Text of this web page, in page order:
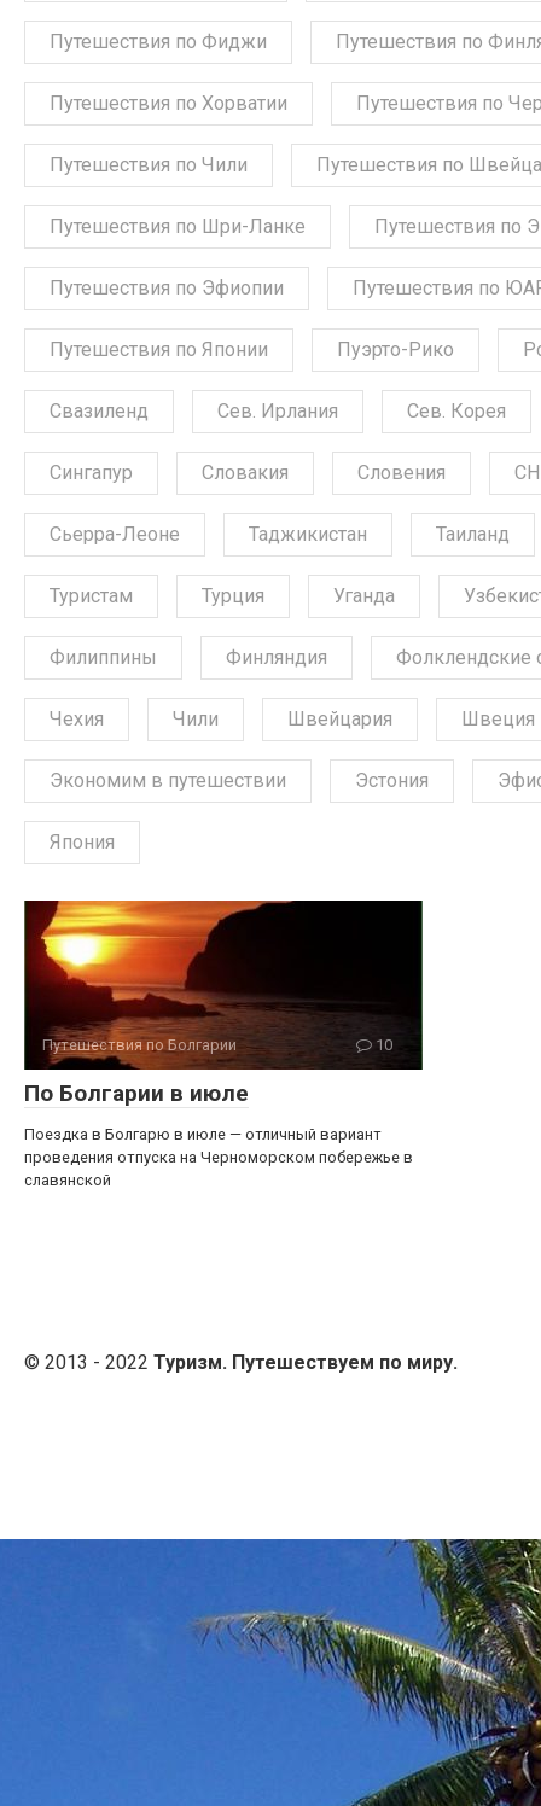
Путешествия по Фиджи Путешествия по
Путешествия по Хорватии Путешествия по
Путешествия по Чили Путешествия по
Путешествия по Шри-Ланке Путешествия по
Путешествия по Эфиопии Путешествия по
Путешествия по Японии Пуэрто-Рико
Свазиленд Сев. Ирлания Сев. Корея
Сингапур Словакия Словения
Сьерра-Леоне Таджикистан Таиланд
Туристам Турция Уганда
Филиппины Финляндия Фолклендские
Чехия Чили Швейцария Швеция
Экономим в путешествии Эстония
Япония
Путешествия по Болгарии 10
По Болгарии в июле
Поездка в Болгарю в июле — отличный вариант
проведения отпуска на Черноморском побережье в
славянской
© 2013 - 2022 Туризм. Путешествуем по миру.